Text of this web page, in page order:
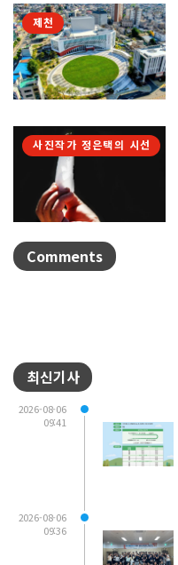
제천
사진작가 정은택의 시선
Comments
최신기사
2026-08-06
09:41
2026-08-06
09:36